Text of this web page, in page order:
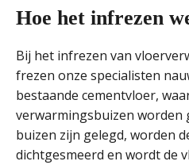
Hoe het infrezen
Bij het infrezen van
frezen onze specialisten
bestaande cementvloer,
verwarmingsbuizen worden
buizen zijn gelegd, worden
dichtgesmeerd en wordt de